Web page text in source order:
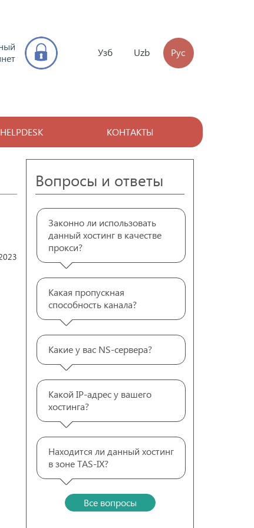
HELPDESK КОНТАКТЫ
Узб Uzb Рус
Вопросы и ответы
Законно ли использовать
данный хостинг в качестве
прокси?
Какая пропускная
способность канала?
Какие у вас NS-сервера?
Какой IP-адрес у вашего
хостинга?
Находится ли данный хостинг
в зоне TAS-IX?
Все вопросы